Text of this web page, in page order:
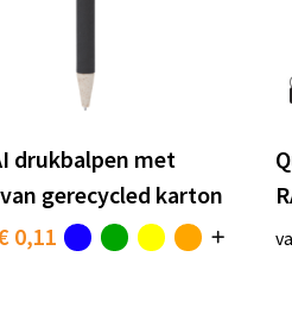
drukbalpen met
gerecycled karton
0,11